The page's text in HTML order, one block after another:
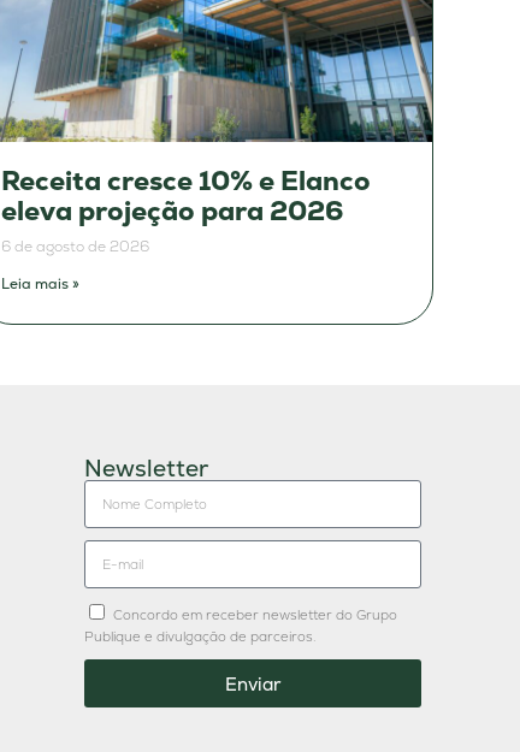
Receita cresce 10% e Elanco
eleva projeção para 2026
6 de agosto de 2026
Leia mais »
Newsletter
Concordo em receber newsletter do Grupo
Publique e divulgação de parceiros.
Enviar